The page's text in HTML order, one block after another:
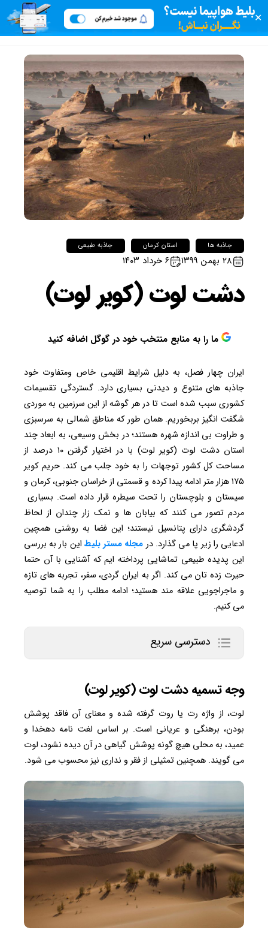
✕
جاذبه ها استان کرمان جاذبه طبیعی
۲۸ بهمن ۱۳۹۹ ۶ خرداد ۱۴۰۳
دشت لوت (کویر لوت)
ما را به منابع منتخب خود در گوگل اضافه کنید
ایران چهار فصل، به دلیل شرایط اقلیمی خاص ومتفاوت خود
جاذبه های متنوع و دیدنی بسیاری دارد. گستردگی تقسیمات
کشوری سبب شده است تا در هر گوشه از این سرزمین به موردی
شگفت انگیز بربخوریم. همان طور که مناطق شمالی به سرسبزی
و طراوت بی اندازه شهره هستند؛ در بخش وسیعی، به ابعاد چند
استان دشت لوت (کویر لوت) با در اختیار گرفتن ۱۰ درصد از
مساحت کل کشور توجهات را به خود جلب می کند. حریم کویر
۱۷۵ هزار متر ادامه پیدا کرده و قسمتی از خراسان جنوبی، کرمان و
سیستان و بلوچستان را تحت سیطره قرار داده است. بسیاری
مردم تصور می کنند که بیابان ها و نمک زار چندان از لحاظ
گردشگری دارای پتانسیل نیستند؛ این فضا به روشنی همچین
ادعایی را زیر پا می گذارد. در مجله مستر بلیط این بار به بررسی
این پدیده طبیعی تماشایی پرداخته ایم که آشنایی با آن حتما
حیرت زده تان می کند. اگر به ایران گردی، سفر، تجربه های تازه
و ماجراجویی علاقه مند هستید؛ ادامه مطلب را به شما توصیه
می کنیم.
دسترسی سریع
وجه تسمیه دشت لوت (کویر لوت)
لوت، از واژه رت یا روت گرفته شده و معنای آن فاقد پوشش
بودن، برهنگی و عریانی است. بر اساس لغت نامه دهخدا و
عمید، به محلی هیچ گونه پوشش گیاهی در آن دیده نشود، لوت
می گویند. همچنین تمثیلی از فقر و نداری نیز محسوب می شود.